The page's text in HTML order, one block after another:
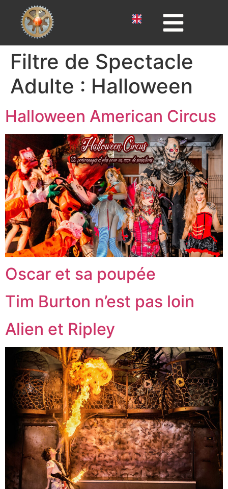
Filtre de Spectacle
Adulte : Halloween
Halloween American Circus
Oscar et sa poupée
Tim Burton n’est pas loin
Alien et Ripley